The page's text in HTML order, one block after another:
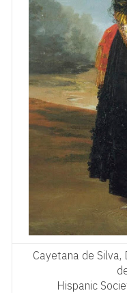
Cayetana de Silva,
Hispanic